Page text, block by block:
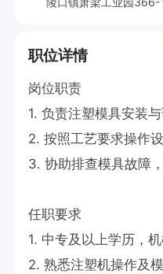
职位详情
岗位职责
1. 负责注塑模具安装
2. 按照工艺要求操作
3. 协助排查模具故障
任职要求
1. 中专及以上学历，
2. 熟悉注塑机操作及